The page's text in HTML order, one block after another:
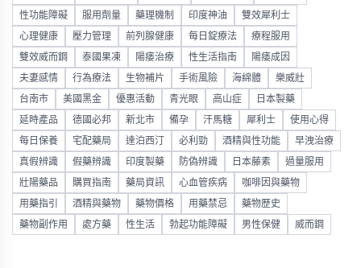
性功能障礙 服用劑量 藥理機制 印度神油 雙效犀利士
心理健康 壓力管理 前列腺健康 每日錠療法 療程服用
雙效威而鋼 泰國果凍 陽痿治療 性生活指南 陽痿成因
夫妻感情 行為療法 生物補片 手術風險 海綿體 樂威壯
台南市 美國黑金 優惠活動 青光眼 高山症 日本製藥
延時產品 德國必邦 新北市 備孕 汗馬糖 犀利士 使用心得
每日保養 宅配藥局 達泊西汀 必利勁 酒精與性功能 早洩治療
真假辨識 假藥辨識 印度製藥 防偽辨識 日本藤素 過量服用
壯陽藥品 購買指南 藥局資訊 心血管疾病 咖啡因與藥物
用藥指引 酒精與藥物 藥物價格 用藥禁忌 藥物歷史
藥物副作用 處方藥 性生活 勃起功能障礙 男性保健 威而鋼